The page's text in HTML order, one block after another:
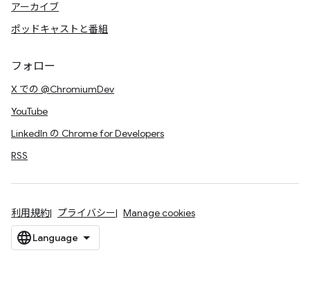
アーカイブ
ポッドキャストと番組
フォロー
X での @ChromiumDev
YouTube
LinkedIn の Chrome for Developers
RSS
利用規約 プライバシー Manage cookies